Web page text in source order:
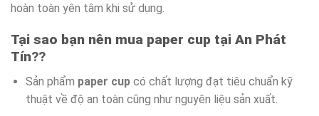
hoàn toàn yên tâm khi sử dụng.
Tại sao bạn nên mua paper cup tại An Phát
Tín??
Sản phẩm paper cup có chất lượng đạt tiêu chuẩn kỹ
thuật về độ an toàn cũng như nguyên liệu sản xuất.